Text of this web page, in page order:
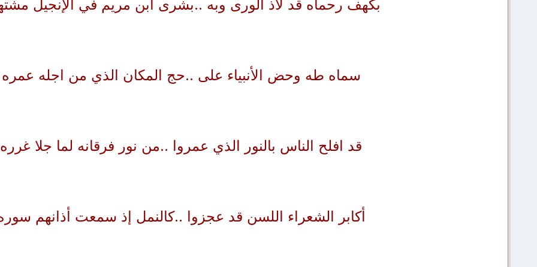
بكهف رحماه قد لاذ الورى وبه ..بشرى ابن مريم في الإنجيل
سماه طه وحض الأنبياء على ..حج المكان الذي من اجله عمره
قد افلح الناس بالنور الذي عمروا ..من نور فرقانه لما جلا غرره
أكابر الشعراء اللسن قد عجزوا ..كالنمل إذ سمعت أذانهم